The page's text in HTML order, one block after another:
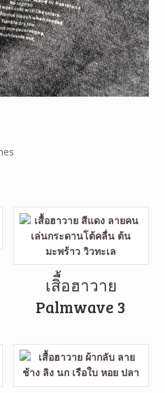
เสิื้อฮาวาย
Palmwave 3